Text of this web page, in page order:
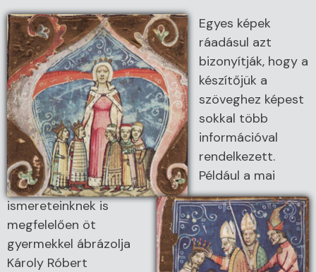
Egyes képek
ráadásul azt
bizonyítják, hogy a
készítőjük a
szöveghez képest
sokkal több
információval
rendelkezett.
Például a mai
ismereteinknek is
megfelelően öt
gyermekkel ábrázolja
Károly Róbert